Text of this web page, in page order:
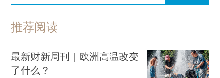
推荐阅读
最新财新周刊｜欧洲高温改变
了什么？